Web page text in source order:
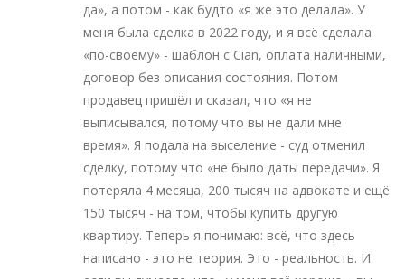
да», а потом - как будто «я же это делала». У
меня была сделка в 2022 году, и я всё сделала
«по-своему» - шаблон с Cian, оплата наличными,
договор без описания состояния. Потом
продавец пришёл и сказал, что «я не
выписывался, потому что вы не дали мне
время». Я подала на выселение - суд отменил
сделку, потому что «не было даты передачи». Я
потеряла 4 месяца, 200 тысяч на адвокате и ещё
150 тысяч - на том, чтобы купить другую
квартиру. Теперь я понимаю: всё, что здесь
написано - это не теория. Это - реальность. И